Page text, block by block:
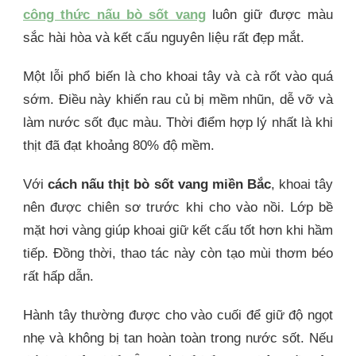
công thức nấu bò sốt vangluôn giữ được màu
sắc hài hòa và kết cấu nguyên liệu rất đẹp mắt.
Một lỗi phổ biến là cho khoai tây và cà rốt vào quá
sớm. Điều này khiến rau củ bị mềm nhũn, dễ vỡ và
làm nước sốt đục màu. Thời điểm hợp lý nhất là khi
thịt đã đạt khoảng 80% độ mềm.
Vớicách nấu thịt bò sốt vang miền Bắc, khoai tây
nên được chiên sơ trước khi cho vào nồi. Lớp bề
mặt hơi vàng giúp khoai giữ kết cấu tốt hơn khi hầm
tiếp. Đồng thời, thao tác này còn tạo mùi thơm béo
rất hấp dẫn.
Hành tây thường được cho vào cuối để giữ độ ngọt
nhẹ và không bị tan hoàn toàn trong nước sốt. Nếu